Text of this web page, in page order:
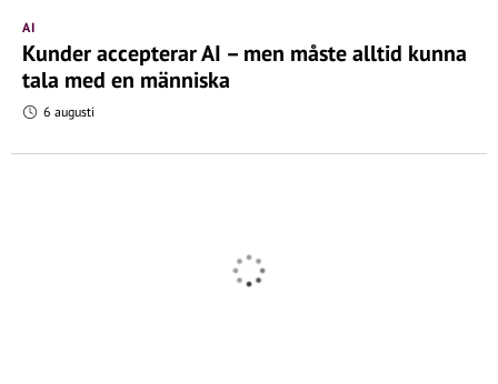
AI
Kunder accepterar AI – men måste alltid kunna
tala med en människa
6 augusti